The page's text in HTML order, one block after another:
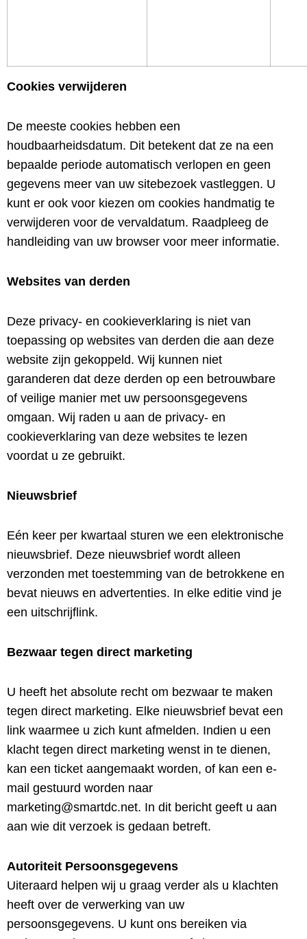
Cookies verwijderen
De meeste cookies hebben een
houdbaarheidsdatum. Dit betekent dat ze na een
bepaalde periode automatisch verlopen en geen
gegevens meer van uw sitebezoek vastleggen. U
kunt er ook voor kiezen om cookies handmatig te
verwijderen voor de vervaldatum. Raadpleeg de
handleiding van uw browser voor meer informatie.
Websites van derden
Deze privacy- en cookieverklaring is niet van
toepassing op websites van derden die aan deze
website zijn gekoppeld. Wij kunnen niet
garanderen dat deze derden op een betrouwbare
of veilige manier met uw persoonsgegevens
omgaan. Wij raden u aan de privacy- en
cookieverklaring van deze websites te lezen
voordat u ze gebruikt.
Nieuwsbrief
Eén keer per kwartaal sturen we een elektronische
nieuwsbrief. Deze nieuwsbrief wordt alleen
verzonden met toestemming van de betrokkene en
bevat nieuws en advertenties. In elke editie vind je
een uitschrijflink.
Bezwaar tegen direct marketing
U heeft het absolute recht om bezwaar te maken
tegen direct marketing. Elke nieuwsbrief bevat een
link waarmee u zich kunt afmelden. Indien u een
klacht tegen direct marketing wenst in te dienen,
kan een ticket aangemaakt worden, of kan een e-
mail gestuurd worden naar
marketing@smartdc.net. In dit bericht geeft u aan
aan wie dit verzoek is gedaan betreft.
Autoriteit Persoonsgegevens
Uiteraard helpen wij u graag verder als u klachten
heeft over de verwerking van uw
persoonsgegevens. U kunt ons bereiken via